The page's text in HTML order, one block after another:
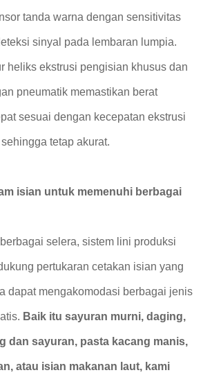
tanda warna dengan sensitivitas
sinyal pada lembaran lumpia.
heliks ekstrusi pengisian khusus dan
pneumatik memastikan berat
sesuai dengan kecepatan ekstrusi
tetap akurat.
isian untuk memenuhi berbagai
selera, sistem lini produksi
pertukaran cetakan isian yang
dapat mengakomodasi berbagai jenis
Baik itu sayuran murni, daging,
dan sayuran, pasta kacang manis,
atau isian makanan laut, kami